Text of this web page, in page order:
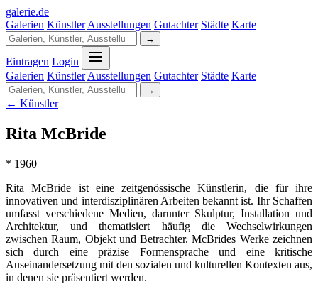
galerie.de
Galerien Künstler Ausstellungen Gutachter Städte Karte
→
Eintragen Login
Galerien Künstler Ausstellungen Gutachter Städte Karte
→
← Künstler
Rita McBride
* 1960
Rita McBride ist eine zeitgenössische Künstlerin, die für ihre
innovativen und interdisziplinären Arbeiten bekannt ist. Ihr Schaffen
umfasst verschiedene Medien, darunter Skulptur, Installation und
Architektur, und thematisiert häufig die Wechselwirkungen
zwischen Raum, Objekt und Betrachter. McBrides Werke zeichnen
sich durch eine präzise Formensprache und eine kritische
Auseinandersetzung mit den sozialen und kulturellen Kontexten aus,
in denen sie präsentiert werden.